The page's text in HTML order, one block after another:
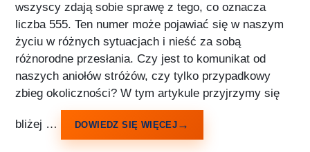
wszyscy zdają sobie sprawę z tego, co oznacza
liczba 555. Ten numer może pojawiać się w naszym
życiu w różnych sytuacjach i nieść za sobą
różnorodne przesłania. Czy jest to komunikat od
naszych aniołów stróżów, czy tylko przypadkowy
zbieg okoliczności? W tym artykule przyjrzymy się
bliżej … DOWIEDZ SIĘ WIĘCEJ